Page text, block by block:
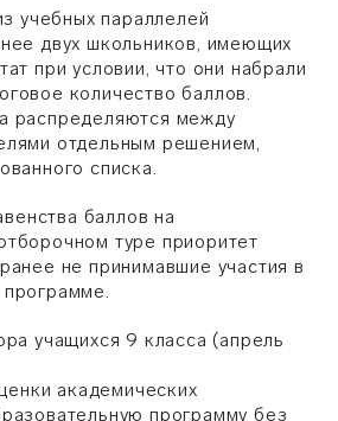
учебных параллелей
двух школьников, имеющих
при условии, что они набрали
количество баллов.
распределяются между
отдельным решением,
списка.
баллов на
туре приоритет
не принимавшие участия в
учащихся 9 класса (апрель
академических
программу без